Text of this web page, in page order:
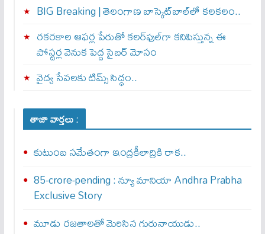
BIG Breaking | తెలంగాణ బాస్కెట్‌బాల్‌లో కలకలం..
రకరకాల ఆఫర్ల పేరుతో కలర్‌ఫుల్‌గా కనిపిస్తున్న ఈ
పోస్టర్ల వెనుక పెద్ద సైబర్ మోసం
వైద్య సేవలకు టిమ్స్‌ సిద్ధం..
తాజా వార్తలు :
కుటుంబ సమేతంగా ఇంద్రకీలాద్రికి రాక..
85-crore-pending : న్యూ మానియా Andhra Prabha
Exclusive Story
మూడు రజతాలతో మెరిసిన గురునాయుడు..